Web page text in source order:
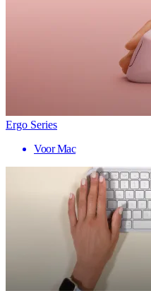
Ergo Series
Voor Mac